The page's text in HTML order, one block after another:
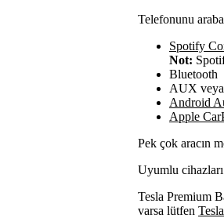
Telefonunu
Spotify
Not:
Bluetooth
AUX
Android
Apple
Pek çok aracın
Uyumlu
Tesla Premium
varsa lütfen